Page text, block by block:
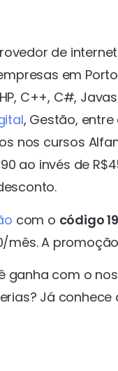
de
em
C++, C#,
, Gestão, entre
nos cursos
ao invés de
com o código
A
com o
Já